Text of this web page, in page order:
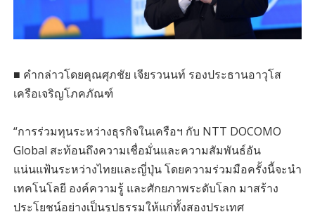
■ คำกล่าวโดยคุณศุภชัย เจียรวนนท์ รองประธานอาวุโส
เครือเจริญโภคภัณฑ์
“การร่วมทุนระหว่างธุรกิจในเครือฯ กับ NTT DOCOMO
Global สะท้อนถึงความเชื่อมั่นและความสัมพันธ์อัน
แน่นแฟ้นระหว่างไทยและญี่ปุ่น โดยความร่วมมือครั้งนี้จะนำ
เทคโนโลยี องค์ความรู้ และศักยภาพระดับโลก มาสร้าง
ประโยชน์อย่างเป็นรูปธรรมให้แก่ทั้งสองประเทศ